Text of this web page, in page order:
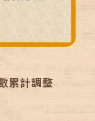
加入會員
累計調整